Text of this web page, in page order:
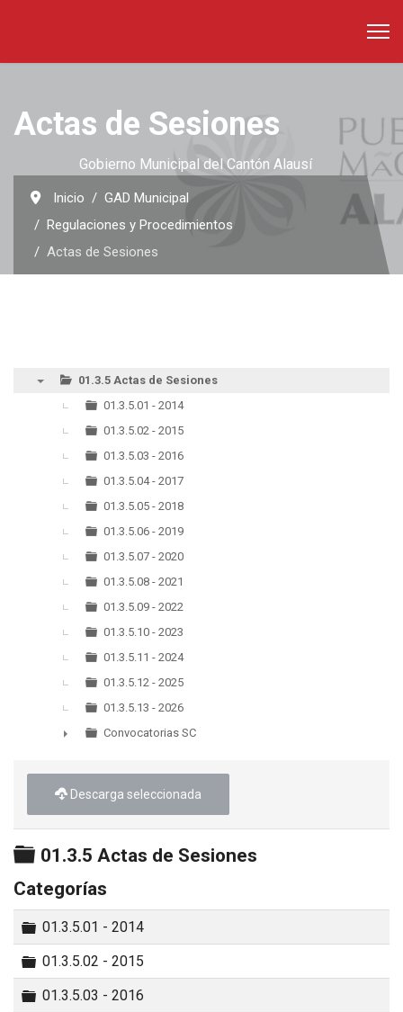
Actas de Sesiones
Gobierno Municipal del Cantón Alausí
Inicio
GAD Municipal
Regulaciones y Procedimientos
Actas de Sesiones
01.3.5 Actas de Sesiones
01.3.5.01 - 2014
01.3.5.02 - 2015
01.3.5.03 - 2016
01.3.5.04 - 2017
01.3.5.05 - 2018
01.3.5.06 - 2019
01.3.5.07 - 2020
01.3.5.08 - 2021
01.3.5.09 - 2022
01.3.5.10 - 2023
01.3.5.11 - 2024
01.3.5.12 - 2025
01.3.5.13 - 2026
Convocatorias SC
Descarga seleccionada
Carpeta
01.3.5 Actas de Sesiones
Categorías
Carpeta
01.3.5.01 - 2014
Carpeta
01.3.5.02 - 2015
Carpeta
01.3.5.03 - 2016